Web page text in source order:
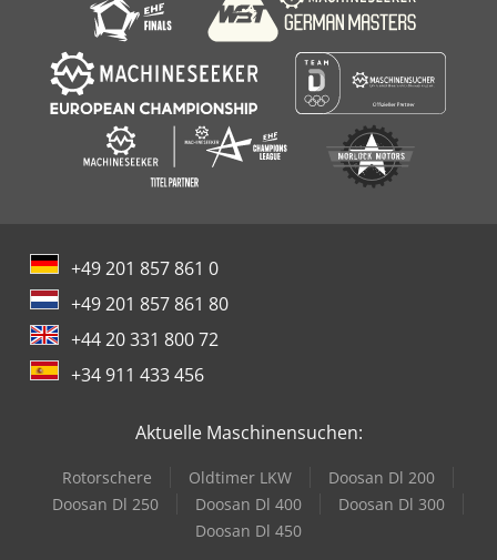
+49 201 857 861 0
+49 201 857 861 80
+44 20 331 800 72
+34 911 433 456
Aktuelle Maschinensuchen:
Rotorschere Oldtimer LKW
Doosan Dl 200
Doosan Dl 250
Doosan Dl 400
Doosan Dl 300
Doosan Dl 450